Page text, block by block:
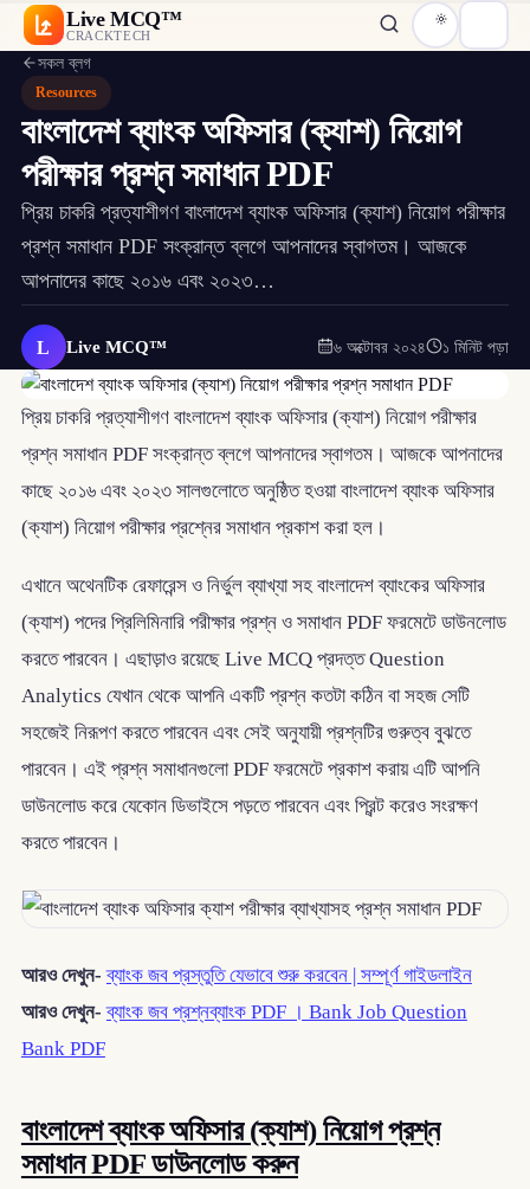
Live MCQ™
CRACKTECH
সকল ব্লগ
Resources
বাংলাদেশ ব্যাংক অফিসার (ক্যাশ) নিয়োগ
পরীক্ষার প্রশ্ন সমাধান PDF
প্রিয় চাকরি প্রত্যাশীগণ বাংলাদেশ ব্যাংক অফিসার (ক্যাশ) নিয়োগ পরীক্ষার
প্রশ্ন সমাধান PDF সংক্রান্ত ব্লগে আপনাদের স্বাগতম। আজকে
আপনাদের কাছে ২০১৬ এবং ২০২৩…
L Live MCQ™ ৬ অক্টোবর ২০২৪ ১ মিনিট পড়া
প্রিয় চাকরি প্রত্যাশীগণ বাংলাদেশ ব্যাংক অফিসার (ক্যাশ) নিয়োগ পরীক্ষার
প্রশ্ন সমাধান PDF সংক্রান্ত ব্লগে আপনাদের স্বাগতম। আজকে আপনাদের
কাছে ২০১৬ এবং ২০২৩ সালগুলোতে অনুষ্ঠিত হওয়া বাংলাদেশ ব্যাংক অফিসার
(ক্যাশ) নিয়োগ পরীক্ষার প্রশ্নের সমাধান প্রকাশ করা হল।
এখানে অথেনটিক রেফারেন্স ও নির্ভুল ব্যাখ্যা সহ বাংলাদেশ ব্যাংকের অফিসার
(ক্যাশ) পদের প্রিলিমিনারি পরীক্ষার প্রশ্ন ও সমাধান PDF ফরমেটে ডাউনলোড
করতে পারবেন। এছাড়াও রয়েছে Live MCQ প্রদত্ত Question
Analytics যেখান থেকে আপনি একটি প্রশ্ন কতটা কঠিন বা সহজ সেটি
সহজেই নিরূপণ করতে পারবেন এবং সেই অনুযায়ী প্রশ্নটির গুরুত্ব বুঝতে
পারবেন। এই প্রশ্ন সমাধানগুলো PDF ফরমেটে প্রকাশ করায় এটি আপনি
ডাউনলোড করে যেকোন ডিভাইসে পড়তে পারবেন এবং প্রিন্ট করেও সংরক্ষণ
করতে পারবেন।
আরও দেখুন-ব্যাংক জব প্রস্তুতি যেভাবে শুরু করবেন | সম্পূর্ণ গাইডলাইন
আরও দেখুন-ব্যাংক জব প্রশ্নব্যাংক PDF । Bank Job Question
Bank PDF
বাংলাদেশ ব্যাংক অফিসার (ক্যাশ) নিয়োগ প্রশ্ন
সমাধান PDF ডাউনলোড করুন